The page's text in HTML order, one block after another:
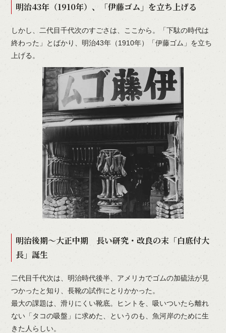
明治43年（1910年）、「伊藤ゴム」を立ち上げる
しかし、二代目千代次のすごさは、ここから。「下駄の時代は
終わった」とばかり、明治43年（1910年）「伊藤ゴム」を立ち
上げる。
明治後期～大正中期 長い研究・改良の末「白底付大
長」誕生
二代目千代次は、明治時代後半、アメリカでゴムの加硫法が見
つかったと知り、長靴の試作にとりかかった。
最大の課題は、滑りにくい靴底。ヒントを、吸いついたら離れ
ない「タコの吸盤」に求めた、というのも、魚河岸のために生
きた人らしい。